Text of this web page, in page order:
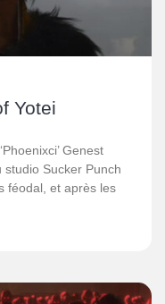
Yotei
Genest
Sucker Punch
féodal, et après les